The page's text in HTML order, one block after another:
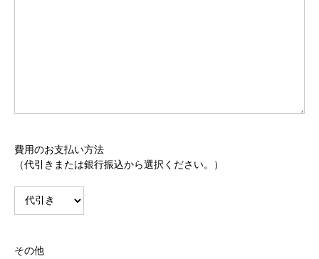
費用のお支払い方法
（代引きまたは銀行振込から選択ください。）
その他